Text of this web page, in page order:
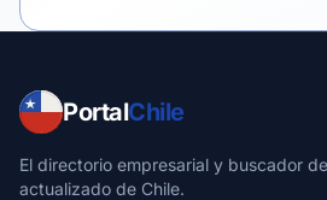
PortalChile
El directorio empresarial y buscador
actualizado de Chile.